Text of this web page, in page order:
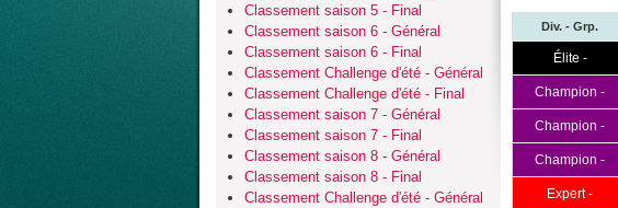
Classement saison 5 - Final
Classement saison 6 - Général
Classement saison 6 - Final
Classement Challenge d'été - Général
Classement Challenge d'été - Final
Classement saison 7 - Général
Classement saison 7 - Final
Classement saison 8 - Général
Classement saison 8 - Final
Classement Challenge d'été - Général
Div. - Grp.
Élite -
Champion -
Champion -
Champion -
Expert -